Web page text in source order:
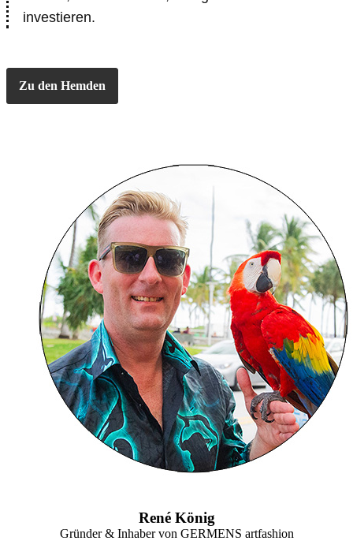
investieren.
Zu den Hemden
René König
Gründer & Inhaber von GERMENS artfashion